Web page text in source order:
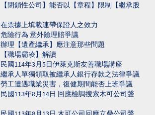
【閉鎖性公司】能否以【章程】限制【繼承股
在票據上填載連帶保證人之效力
危險行為 意外險理賠爭議
辦理【遺產繼承】應注意那些問題
【職場霸凌】解讀
民國114年3月5日伊萊克斯友善職場講座
繼承人單獨領取被繼承人銀行存款之法律爭議
勞工遭遇職業災害，復健期間能否上班爭議
民國113年8月14日 回應檢調搜索木可公司聲